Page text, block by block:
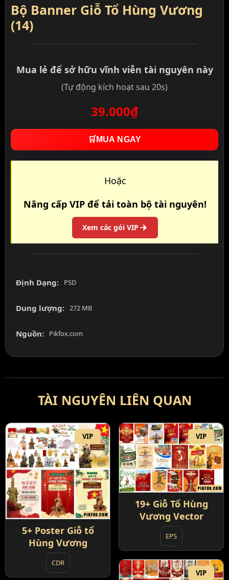
Bộ Banner Giỗ Tổ Hùng Vương
(14)
Mua lẻ để sở hữu vĩnh viễn tài nguyên này
(Tự động kích hoạt sau 20s)
39.000₫
🛒 MUA NGAY
Hoặc
Nâng cấp VIP để tải toàn bộ tài nguyên!
Xem các gói VIP
Định Dạng: PSD
Dung lượng: 272 MB
Nguồn: Pikfox.com
TÀI NGUYÊN LIÊN QUAN
VIP
5+ Poster Giỗ tổ
Hùng Vương
CDR
VIP
19+ Giỗ Tổ Hùng
Vương Vector
EPS
VIP